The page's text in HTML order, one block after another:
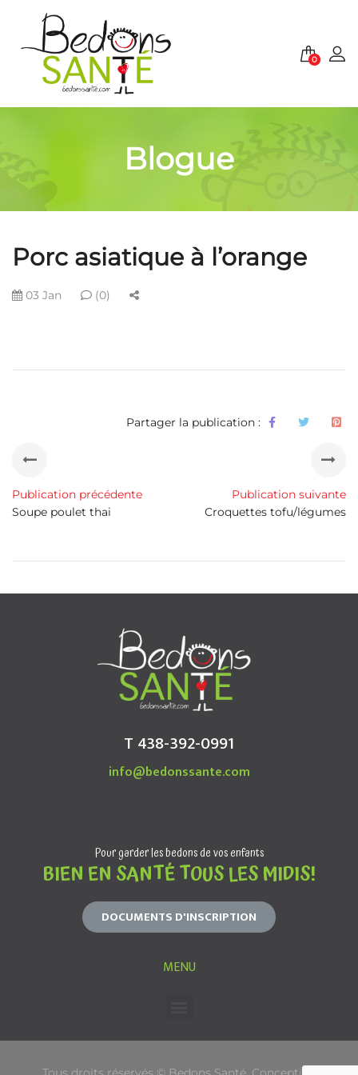
0
Blogue
Porc asiatique à l’orange
03 Jan (0)
Partager la publication :
Publication précédente
Soupe poulet thai
Publication suivante
Croquettes tofu/légumes
T 438-392-0991
info@bedonssante.com
Pour garder les bedons de vos enfants
BIEN EN SANTÉ TOUS LES MIDIS!
DOCUMENTS D'INSCRIPTION
MENU